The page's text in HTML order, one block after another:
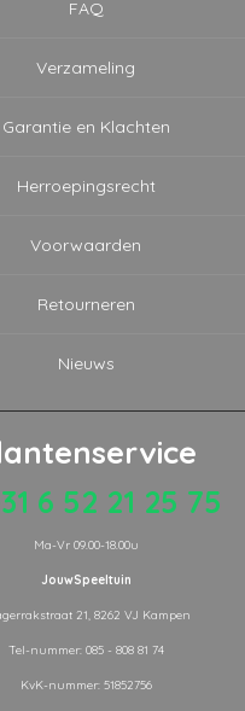
FAQ
Verzameling
Garantie en Klachten
Herroepingsrecht
Voorwaarden
Retourneren
Nieuws
6 52 21 25 75
Ma-Vr 09.00-18.00u
JouwSpeeltuin
21, 8262 VJ Kampen
Tel-nummer: 085 - 808 81 74
KvK-nummer: 51852756